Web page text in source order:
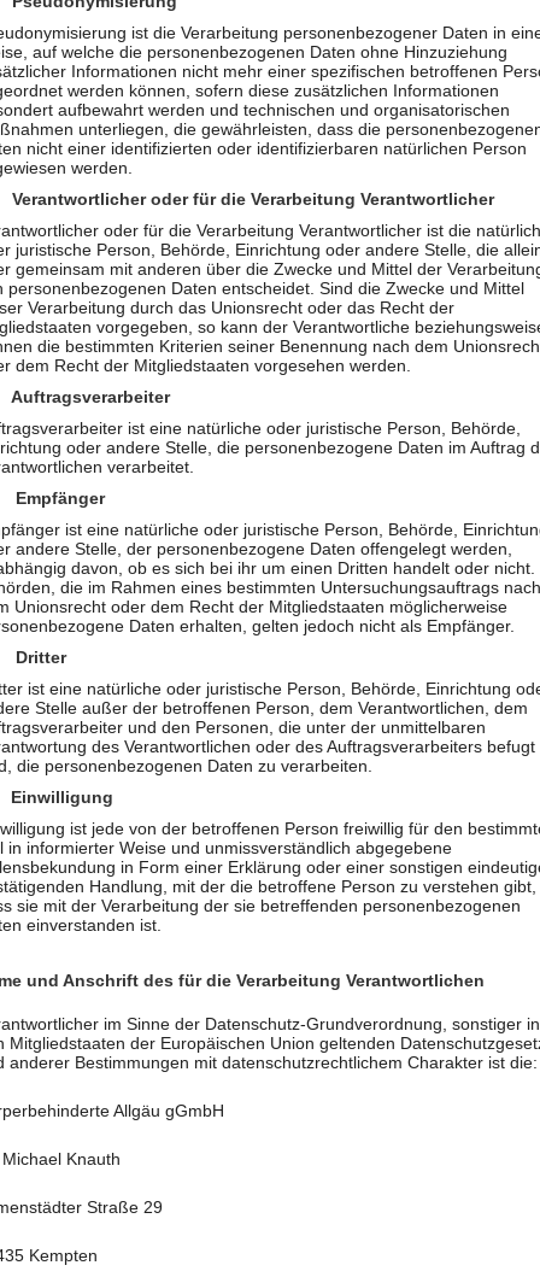
und organisatorischen Maßnahmen unterliegen, die
natürlichen Person zugewiesen werden.
Verantwortlicher
ist die natürliche oder juristische Person,
und Mittel der Verarbeitung von personenbezogenen Daten
Recht der Mitgliedstaaten vorgegeben, so kann der
dem Unionsrecht oder dem Recht der Mitgliedstaaten
Person, Behörde, Einrichtung oder andere Stelle, die
Person, Behörde, Einrichtung oder andere Stelle, der
Dritten handelt oder nicht. Behörden, die im Rahmen eines
möglicherweise personenbezogene Daten erhalten, gelten
Behörde, Einrichtung oder andere Stelle außer der
der unmittelbaren Verantwortung des Verantwortlichen
freiwillig für den bestimmten Fall in informierter Weise
einer sonstigen eindeutigen bestätigenden Handlung, mit
personenbezogenen Daten einverstanden ist.
Verantwortlichen
sonstiger in den Mitgliedstaaten der
Charakter ist die:
ist die Verarbeitung personenbezogener Daten in
auf welche die personenbezogenen Daten ohne Hinzuziehung
Informationen nicht mehr einer spezifischen betroffenen
werden können, sofern diese zusätzlichen Informationen
aufbewahrt werden und technischen und organisatorischen
unterliegen, die gewährleisten, dass die
nicht einer identifizierten oder identifizierbaren natürlichen Person
werden.
oder für die Verarbeitung Verantwortlicher
oder für die Verarbeitung Verantwortlicher ist die
juristische Person, Behörde, Einrichtung oder andere Stelle, die
gemeinsam mit anderen über die Zwecke und Mittel der
personenbezogenen Daten entscheidet. Sind die Zwecke und Mittel
Verarbeitung durch das Unionsrecht oder das Recht der
vorgegeben, so kann der Verantwortliche
die bestimmten Kriterien seiner Benennung nach dem
dem Recht der Mitgliedstaaten vorgesehen werden.
ist eine natürliche oder juristische Person, Behörde,
oder andere Stelle, die personenbezogene Daten im Auftrag
verarbeitet.
ist eine natürliche oder juristische Person, Behörde,
andere Stelle, der personenbezogene Daten offengelegt werden,
davon, ob es sich bei ihr um einen Dritten handelt oder nicht.
die im Rahmen eines bestimmten Untersuchungsauftrags nach
Unionsrecht oder dem Recht der Mitgliedstaaten möglicherweise
Daten erhalten, gelten jedoch nicht als Empfänger.
ist eine natürliche oder juristische Person, Behörde, Einrichtung
Stelle außer der betroffenen Person, dem Verantwortlichen, dem
und den Personen, die unter der unmittelbaren
des Verantwortlichen oder des Auftragsverarbeiters befugt
die personenbezogenen Daten zu verarbeiten.
ist jede von der betroffenen Person freiwillig für den
in informierter Weise und unmissverständlich abgegebene
in Form einer Erklärung oder einer sonstigen
Handlung, mit der die betroffene Person zu verstehen gibt,
sie mit der Verarbeitung der sie betreffenden personenbezogenen
einverstanden ist.
und Anschrift des für die Verarbeitung Verantwortlichen
im Sinne der Datenschutz-Grundverordnung, sonstiger in
Mitgliedstaaten der Europäischen Union geltenden
anderer Bestimmungen mit datenschutzrechtlichem Charakter ist die:
Allgäu gGmbH
Michael Knauth
Straße 29
Kempten